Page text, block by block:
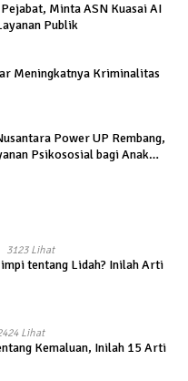
Minta ASN Kuasai AI
Publik
Meningkatnya Kriminalitas
Power UP Rembang,
Psikososial bagi Anak
3123 Lihat
tentang Lidah? Inilah Arti
Lihat
Kemaluan, Inilah 15 Arti